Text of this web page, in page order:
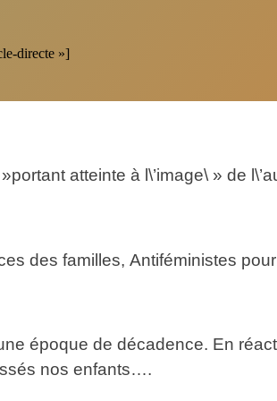
directe »]
atteinte à l\’image\ » de
des familles, Antiféministes
époque de décadence. En
nos enfants….